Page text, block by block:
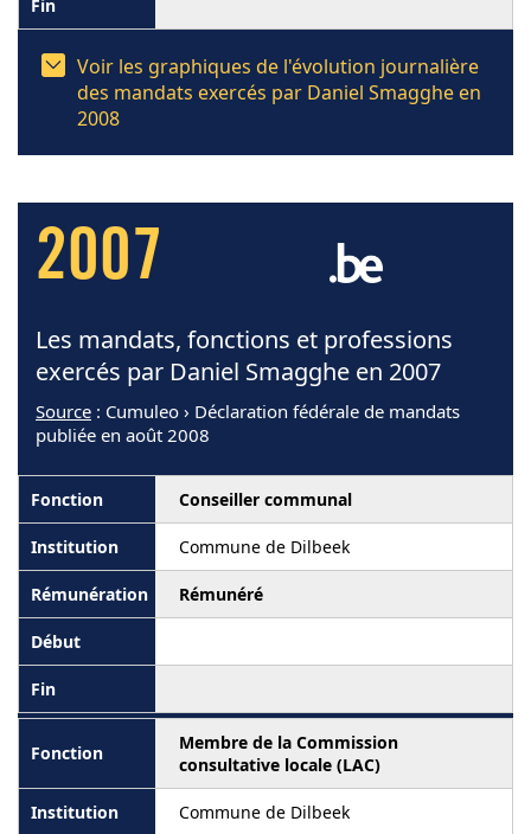
Voir les graphiques de l'évolution journalière
des mandats exercés par Daniel Smagghe en
2008
2007
Les mandats, fonctions et professions
exercés par Daniel Smagghe en 2007
Source : Cumuleo › Déclaration fédérale de mandats
publiée en août 2008
Conseiller communal
Commune de Dilbeek
Rémunéré
Membre de la Commission
consultative locale (LAC)
Commune de Dilbeek